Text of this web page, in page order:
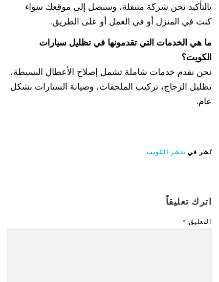
بالتأكيد نحن شركة متنقلة، وسنصل إلى موقعك سواء
كنت في المنزل أو في العمل أو على الطريق.
ما هي الخدمات التي تقدمونها في تظليل سيارات
الكويت؟
نحن نقدم خدمات شاملة تشمل إصلاح الأعطال البسيطة،
تظليل الزجاج، تركيب الملحقات، وصيانة السيارات بشكل
عام.
نُشر في بنشر الكويت
اترك تعليقاً
التعليق *